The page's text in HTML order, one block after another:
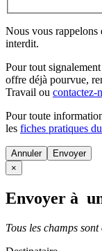
Nous vous rappelons
interdit.
Pour tout
offre déjà pourvue,
Travail ou contactez-
Pour toute
les fiches pratiques
Annuler
×
Envoyer à
Tous les champs